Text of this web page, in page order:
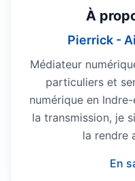
À
Pierrick -
Médiateur
particuliers et
numérique en
la transmission, je
la rendre
En